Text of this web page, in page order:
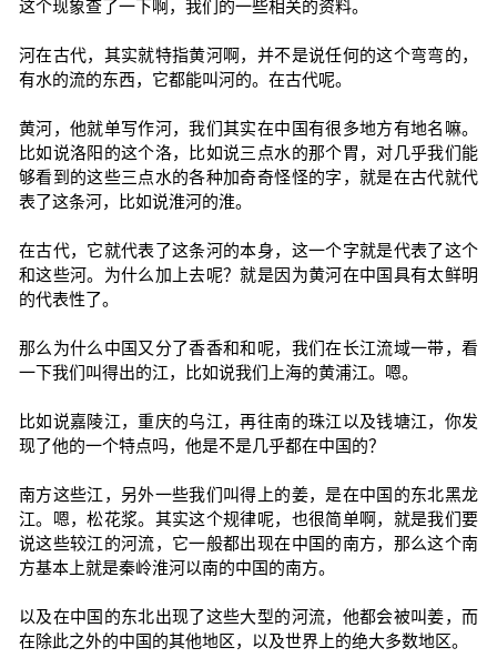
这个现象查了一下啊，我们的一些相关的资料。
河在古代，其实就特指黄河啊，并不是说任何的这个弯弯的，
有水的流的东西，它都能叫河的。在古代呢。
黄河，他就单写作河，我们其实在中国有很多地方有地名嘛。
比如说洛阳的这个洛，比如说三点水的那个胃，对几乎我们能
够看到的这些三点水的各种加奇奇怪怪的字，就是在古代就代
表了这条河，比如说淮河的淮。
在古代，它就代表了这条河的本身，这一个字就是代表了这个
和这些河。为什么加上去呢？就是因为黄河在中国具有太鲜明
的代表性了。
那么为什么中国又分了香香和和呢，我们在长江流域一带，看
一下我们叫得出的江，比如说我们上海的黄浦江。嗯。
比如说嘉陵江，重庆的乌江，再往南的珠江以及钱塘江，你发
现了他的一个特点吗，他是不是几乎都在中国的？
南方这些江，另外一些我们叫得上的姜，是在中国的东北黑龙
江。嗯，松花浆。其实这个规律呢，也很简单啊，就是我们要
说这些较江的河流，它一般都出现在中国的南方，那么这个南
方基本上就是秦岭淮河以南的中国的南方。
以及在中国的东北出现了这些大型的河流，他都会被叫姜，而
在除此之外的中国的其他地区，以及世界上的绝大多数地区。